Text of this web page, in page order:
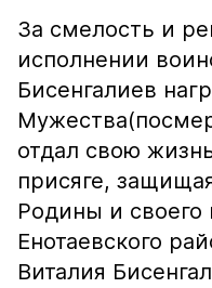
За смелость и
исполнении
Бисенгалиев
отдал свою
присяге,
Родины и своего
Енотаевского
Виталия